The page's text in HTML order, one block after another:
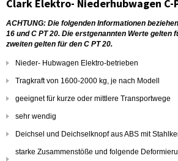
Clark Elektro- Niederhubwagen C-
ACHTUNG: Die folgenden Informationen
16 und C PT 20. Die erstgenannten Werte gelten
zweiten gelten für den C PT 20.
Nieder- Hubwagen Elektro-betrieben
Tragkraft von 1600-2000 kg, je nach Modell
geeignet für kurze oder mittlere Transportwege
sehr wendig
Deichsel und Deichselknopf aus ABS mit
starke Zusammenstöße und folgende